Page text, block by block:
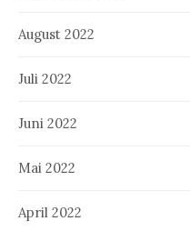
August 2022
Juli 2022
Juni 2022
Mai 2022
April 2022